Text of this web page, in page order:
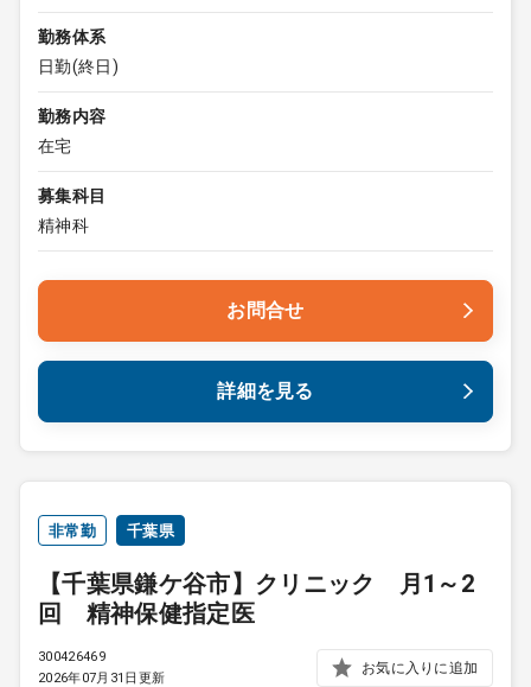
勤務体系
日勤(終日)
勤務内容
在宅
募集科目
精神科
お問合せ
詳細を見る
非常勤 千葉県
【千葉県鎌ケ谷市】クリニック 月1～2
回 精神保健指定医
300426469
2026年07月31日更新
お気に入りに追加